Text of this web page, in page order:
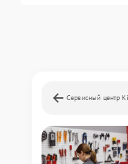
Сервисный центр